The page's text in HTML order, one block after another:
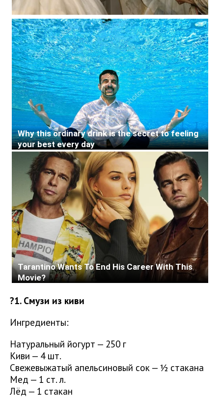
?1. Смузи из киви
Ингредиенты:
Натуральный йогурт — 250 г
Киви — 4 шт.
Свежевыжатый апельсиновый сок — ½ стакана
Мед — 1 ст. л.
Лёд — 1 стакан